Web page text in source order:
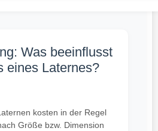
Was beeinflusst
eines Laternes?
kosten in der Regel
Größe bzw. Dimension